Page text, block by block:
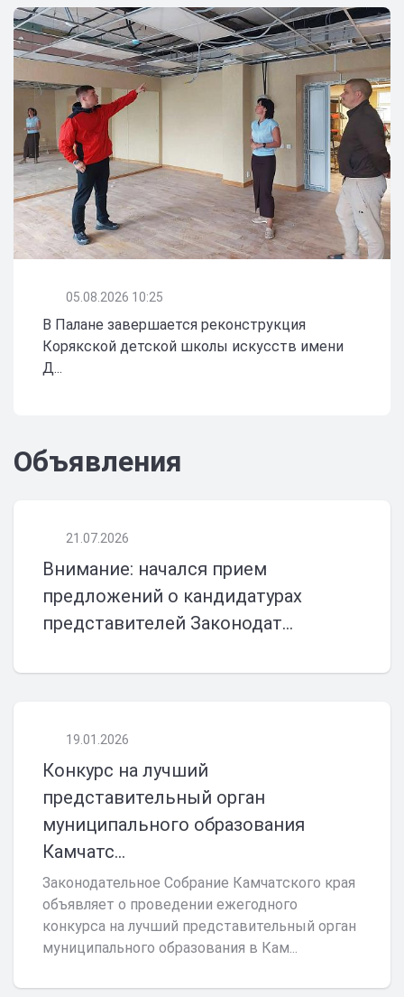
05.08.2026 10:25
В Палане завершается реконструкция
Корякской детской школы искусств имени
Д...
Объявления
21.07.2026
Внимание: начался прием
предложений о кандидатурах
представителей Законодат...
19.01.2026
Конкурс на лучший
представительный орган
муниципального образования
Камчатс...
Законодательное Собрание Камчатского края
объявляет о проведении ежегодного
конкурса на лучший представительный орган
муниципального образования в Кам...